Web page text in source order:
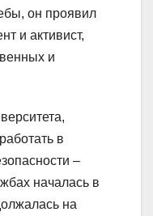
он проявил
и активист,
и
в
–
началась в
на